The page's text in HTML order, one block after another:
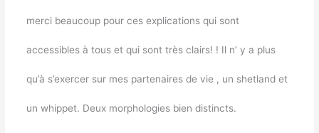
merci beaucoup pour ces explications qui sont
accessibles à tous et qui sont très clairs! ! Il n’ y a plus
qu’à s’exercer sur mes partenaires de vie , un shetland et
un whippet. Deux morphologies bien distincts.